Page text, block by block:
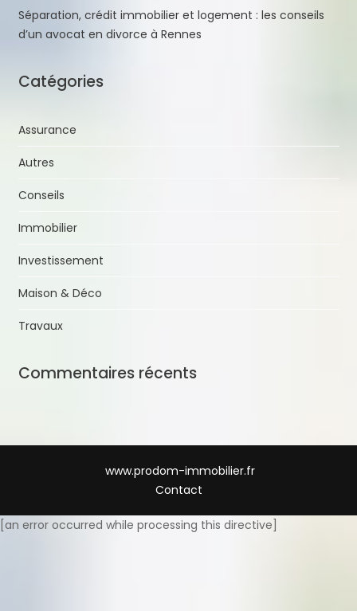
Séparation, crédit immobilier et logement : les conseils
d’un avocat en divorce à Rennes
Catégories
Assurance
Autres
Conseils
Immobilier
Investissement
Maison & Déco
Travaux
Commentaires récents
www.prodom-immobilier.fr
Contact
[an error occurred while processing this directive]